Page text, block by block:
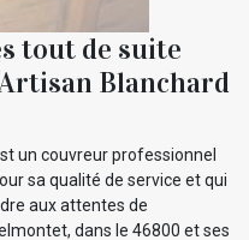
tout de suite
Blanchard
un couvreur professionnel
sa qualité de service et qui
aux attentes de
dans le 46800 et ses